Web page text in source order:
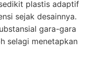
plastis adaptif
sejak desainnya.
gara-gara
selagi menetapkan